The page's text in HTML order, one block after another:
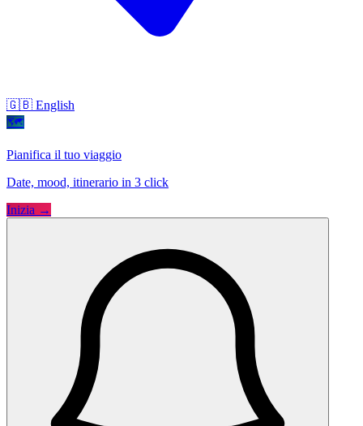
🇬🇧 English
🗺
Pianifica il tuo viaggio
Date, mood, itinerario in 3 click
Inizia →